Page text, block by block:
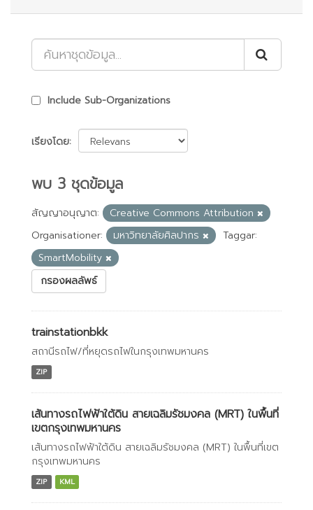
Include Sub-Organizations
เรียงโดย
พบ 3 ชุดข้อมูล
สัญญาอนุญาต:
Creative Commons Attribution
Organisationer:
มหาวิทยาลัยศิลปากร
Taggar:
SmartMobility
กรองผลลัพธ์
trainstationbkk
สถานีรถไฟ/ที่หยุดรถไฟในกรุงเทพมหานคร
ZIP
เส้นทางรถไฟฟ้าใต้ดิน สายเฉลิมรัชมงคล (MRT) ในพื้นที่
เขตกรุงเทพมหานคร
เส้นทางรถไฟฟ้าใต้ดิน สายเฉลิมรัชมงคล (MRT) ในพื้นที่เขต
กรุงเทพมหานคร
ZIP KML